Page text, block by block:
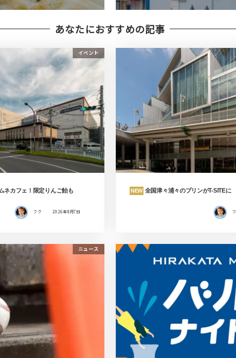
あなたにおすすめの記事
イベント
ネカフェ！限定りんご飴も
フク 2026年8月7日
NEW 全国津々浦々のプリンがT-SITEに
ニュース